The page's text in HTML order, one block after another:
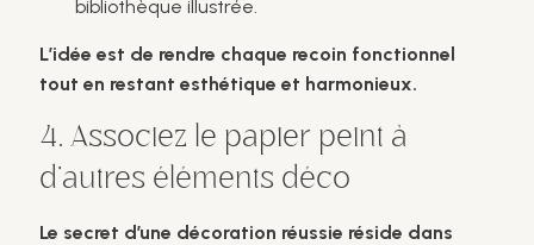
bibliothèque illustrée.
L’idée est de rendre chaque recoin fonctionnel
tout en restant esthétique et harmonieux.
4. Associez le papier peint à
d’autres éléments déco
Le secret d’une décoration réussie réside dans